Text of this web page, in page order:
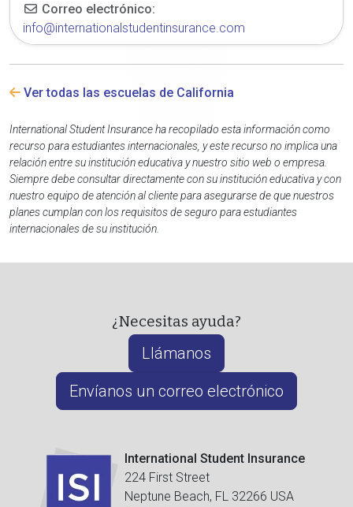
Correo electrónico:
info@internationalstudentinsurance.com
Ver todas las escuelas de California
International Student Insurance ha recopilado esta información como
recurso para estudiantes internacionales, y este recurso no implica una
relación entre su institución educativa y nuestro sitio web o empresa.
Siempre debe consultar directamente con su institución educativa y con
nuestro equipo de atención al cliente para asegurarse de que nuestros
planes cumplan con los requisitos de seguro para estudiantes
internacionales de su institución.
¿Necesitas ayuda?
Llámanos
Envíanos un correo electrónico
International Student Insurance
224 First Street
Neptune Beach, FL 32266 USA